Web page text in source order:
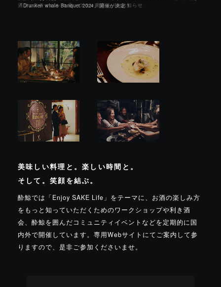
「Drunken whale Banquet 2024」開催が決定！
概
要
美味しい料理と。楽しい時間と。
そして。笑顔を結ぶ。
酔鯨では「Enjoy SAKE Life」をテーマに、お酒の楽しみ方
をもっと知っていただくためのワークショップや利き酒
会、酔鯨を囲んだコミュニティイベントなどを定期的に国
内外で開催しています。専用Webサイトにてご案内して参
りますので、是非ご参加くださいませ。